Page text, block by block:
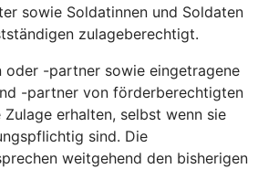
sowie Soldatinnen und Soldaten
zulageberechtigt.
oder -partner sowie eingetragene
-partner von förderberechtigten
Zulage erhalten, selbst wenn sie
sind. Die
weitgehend den bisherigen